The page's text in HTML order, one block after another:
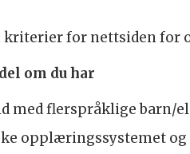
kriterier for nettsiden for
om du har
med flerspråklige barn/
opplæringssystemet